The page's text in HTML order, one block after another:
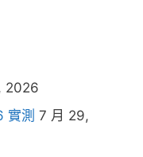
2026
實測 7 月 29,